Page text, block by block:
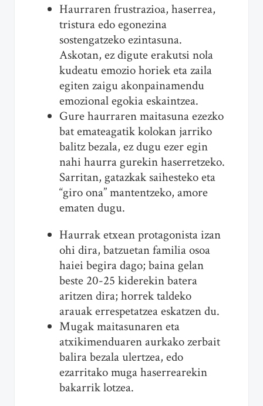
Haurraren frustrazioa, haserrea,
tristura edo egonezina
sostengatzeko ezintasuna.
Askotan, ez digute erakutsi nola
kudeatu emozio horiek eta zaila
egiten zaigu akonpainamendu
emozional egokia eskaintzea.
Gure haurraren maitasuna ezezko
bat emateagatik kolokan jarriko
balitz bezala, ez dugu ezer egin
nahi haurra gurekin haserretzeko.
Sarritan, gatazkak saihesteko eta
“giro ona” mantentzeko, amore
ematen dugu.
Haurrak etxean protagonista izan
ohi dira, batzuetan familia osoa
haiei begira dago; baina gelan
beste 20-25 kiderekin batera
aritzen dira; horrek taldeko
arauak errespetatzea eskatzen du.
Mugak maitasunaren eta
atxikimenduaren aurkako zerbait
balira bezala ulertzea, edo
ezarritako muga haserrearekin
bakarrik lotzea.